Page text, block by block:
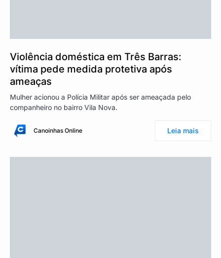
Violência doméstica em Três Barras:
vítima pede medida protetiva após
ameaças
Mulher acionou a Polícia Militar após ser ameaçada pelo
companheiro no bairro Vila Nova.
Canoinhas Online Leia mais